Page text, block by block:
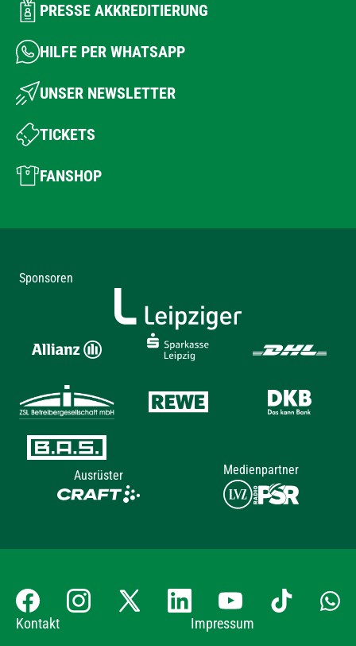
PRESSE AKKREDITIERUNG
HILFE PER WHATSAPP
UNSER NEWSLETTER
TICKETS
FANSHOP
Sponsoren
Ausrüster Medienpartner
Kontakt Impressum